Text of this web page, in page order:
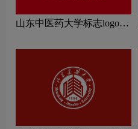
山东中医药大学标志logo图